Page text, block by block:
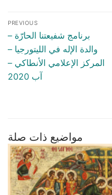
Post
navigation
PREVIOUS
Previous
post:
برنامج شفيعتنا الحارّة –
والدة الإله في الليتورجيا –
المركز الإعلامي الأنطاكي –
آب 2020
مواضيع ذات صلة